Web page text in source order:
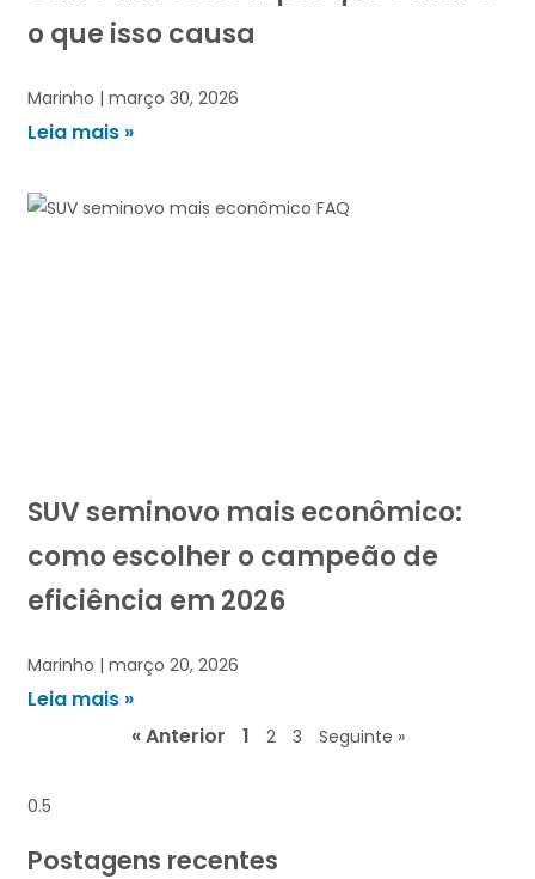
o que isso causa
Marinho março 30, 2026
Leia mais »
SUV seminovo mais econômico:
como escolher o campeão de
eficiência em 2026
Marinho março 20, 2026
Leia mais »
« Anterior
1 2 3 Seguinte »
Postagens recentes